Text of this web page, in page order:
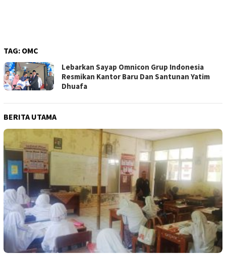
TAG: OMC
Lebarkan Sayap Omnicon Grup Indonesia
Resmikan Kantor Baru Dan Santunan Yatim
Dhuafa
BERITA UTAMA